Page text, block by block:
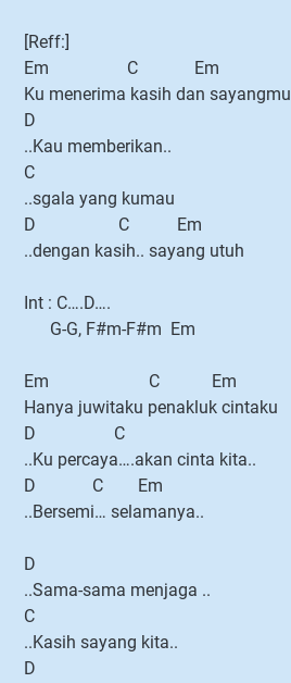
[Reff:]
Em C Em
Ku menerima kasih dan sayangmu
D
..Kau memberikan..
C
..sgala yang kumau
D C Em
..dengan kasih.. sayang utuh
Int : C….D….
G-G, F#m-F#m Em
Em C Em
Hanya juwitaku penakluk cintaku
D C
..Ku percaya….akan cinta kita..
D C Em
..Bersemi… selamanya..
D
..Sama-sama menjaga ..
C
..Kasih sayang kita..
D